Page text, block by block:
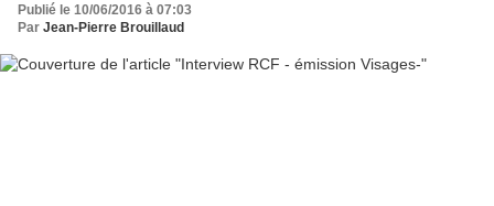
Publié le 10/06/2016 à 07:03
Par Jean-Pierre Brouillaud